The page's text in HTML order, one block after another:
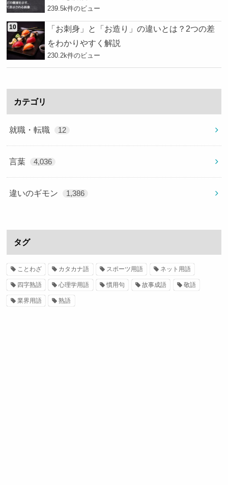
239.5k件のビュー
「お刺身」と「お造り」の違いとは？2つの差
をわかりやすく解説
230.2k件のビュー
カテゴリ
就職・転職 12
言葉 4,036
違いのギモン 1,386
タグ
ことわざ カタカナ語 スポーツ用語 ネット用語
四字熟語 心理学用語 慣用句 故事成語 敬語
業界用語 熟語